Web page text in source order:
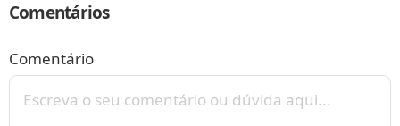
Comentários
Comentário